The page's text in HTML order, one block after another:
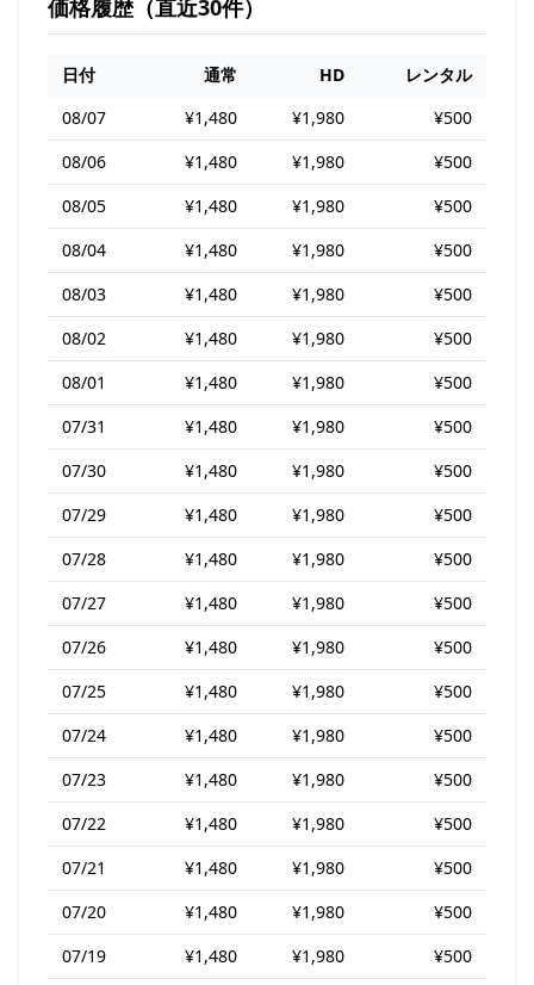
価格履歴（直近30件）
日付 通常 HD
レンタル
08/07
¥1,480 ¥1,980
¥500
08/06
¥1,480 ¥1,980
¥500
08/05
¥1,480 ¥1,980
¥500
08/04
¥1,480 ¥1,980
¥500
08/03
¥1,480 ¥1,980
¥500
08/02
¥1,480 ¥1,980
¥500
08/01
¥1,480 ¥1,980
¥500
07/31
¥1,480 ¥1,980
¥500
07/30
¥1,480 ¥1,980
¥500
07/29
¥1,480 ¥1,980
¥500
07/28
¥1,480 ¥1,980
¥500
07/27
¥1,480 ¥1,980
¥500
07/26
¥1,480 ¥1,980
¥500
07/25
¥1,480 ¥1,980
¥500
07/24
¥1,480 ¥1,980
¥500
07/23
¥1,480 ¥1,980
¥500
07/22
¥1,480 ¥1,980
¥500
07/21
¥1,480 ¥1,980
¥500
07/20
¥1,480 ¥1,980
¥500
07/19
¥1,480 ¥1,980
¥500